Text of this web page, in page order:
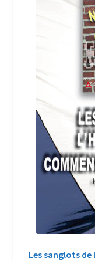
Login Customizer
Newsletter
Panier
Politique de
Qui sommes-nous
Soutien à Philippe
Suivi de la
Les sanglots